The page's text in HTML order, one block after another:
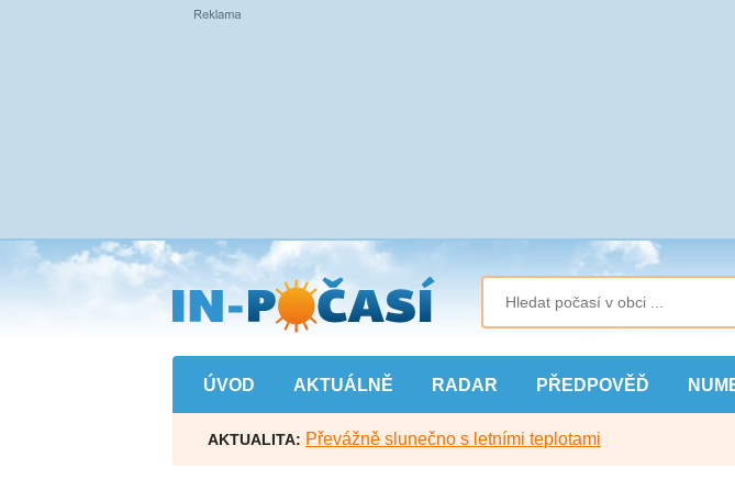
Přejít
na
hlavní
obsah
ÚVOD AKTUÁLNĚ RADAR PŘEDPOVĚĎ
AKTUALITA: Převážně slunečno s letními teplotami